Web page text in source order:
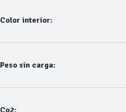
Color interior:
Peso sin carga:
Co2: